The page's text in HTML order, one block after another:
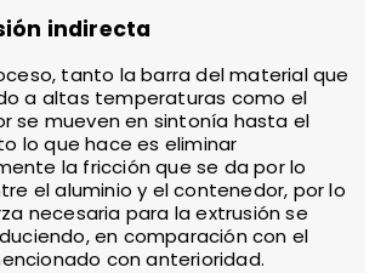
indirecta
tanto la barra del material que
a altas temperaturas como el
se mueven en sintonía hasta el
lo que hace es eliminar
la fricción que se da por lo
el aluminio y el contenedor, por lo
necesaria para la extrusión se
en comparación con el
con anterioridad.